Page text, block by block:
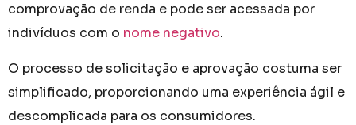
comprovação de renda e pode ser acessada por
indivíduos com o nome negativo.
O processo de solicitação e aprovação costuma ser
simplificado, proporcionando uma experiência ágil e
descomplicada para os consumidores.